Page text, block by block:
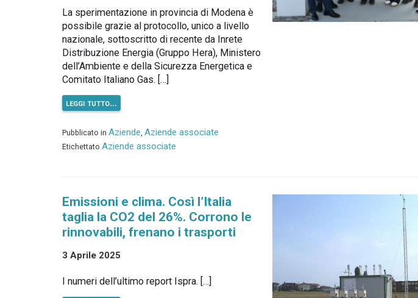
La sperimentazione in provincia di Modena è
possibile grazie al protocollo, unico a livello
nazionale, sottoscritto di recente da Inrete
Distribuzione Energia (Gruppo Hera), Ministero
dell’Ambiente e della Sicurezza Energetica e
Comitato Italiano Gas. […]
leggi tutto…
Pubblicato in Aziende, Aziende associate
Etichettato Aziende associate
Emissioni e clima. Così l’Italia
taglia la CO2 del 26%. Corrono le
rinnovabili, frenano i trasporti
3 Aprile 2025
I numeri dell’ultimo report Ispra. […]